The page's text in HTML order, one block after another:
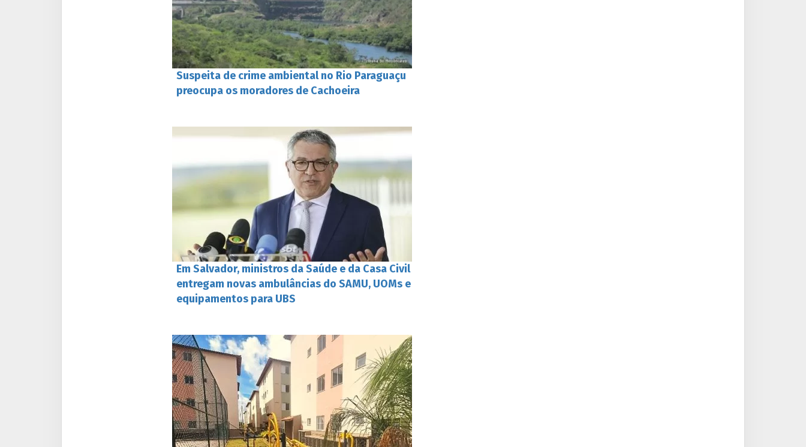
Suspeita de crime ambiental no Rio Paraguaçu
preocupa os moradores de Cachoeira
Em Salvador, ministros da Saúde e da Casa Civil
entregam novas ambulâncias do SAMU, UOMs e
equipamentos para UBS